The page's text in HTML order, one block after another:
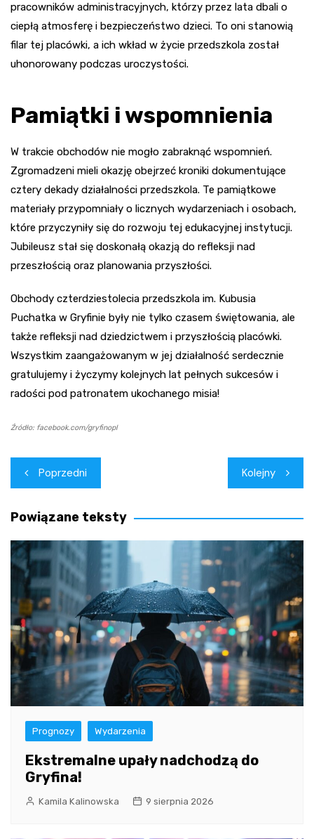
pracowników administracyjnych, którzy przez lata dbali o
ciepłą atmosferę i bezpieczeństwo dzieci. To oni stanowią
filar tej placówki, a ich wkład w życie przedszkola został
uhonorowany podczas uroczystości.
Pamiątki i wspomnienia
W trakcie obchodów nie mogło zabraknąć wspomnień.
Zgromadzeni mieli okazję obejrzeć kroniki dokumentujące
cztery dekady działalności przedszkola. Te pamiątkowe
materiały przypomniały o licznych wydarzeniach i osobach,
które przyczyniły się do rozwoju tej edukacyjnej instytucji.
Jubileusz stał się doskonałą okazją do refleksji nad
przeszłością oraz planowania przyszłości.
Obchody czterdziestolecia przedszkola im. Kubusia
Puchatka w Gryfinie były nie tylko czasem świętowania, ale
także refleksji nad dziedzictwem i przyszłością placówki.
Wszystkim zaangażowanym w jej działalność serdecznie
gratulujemy i życzymy kolejnych lat pełnych sukcesów i
radości pod patronatem ukochanego misia!
Źródło: facebook.com/gryfinopl
Nawigacja
wpisu
Poprzedni Kolejny
Powiązane teksty
Prognozy Wydarzenia
Ekstremalne upały nadchodzą do
Gryfina!
Kamila Kalinowska 9 sierpnia 2026